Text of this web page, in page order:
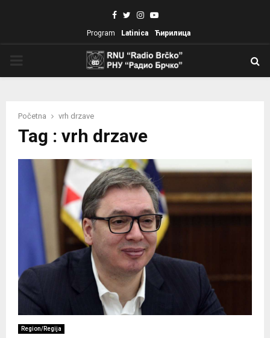
Facebook
TwitterInstagram
Youtube
Program Latinica Ћирилица
Početna vrh drzave
Tag : vrh drzave
Region/Regija